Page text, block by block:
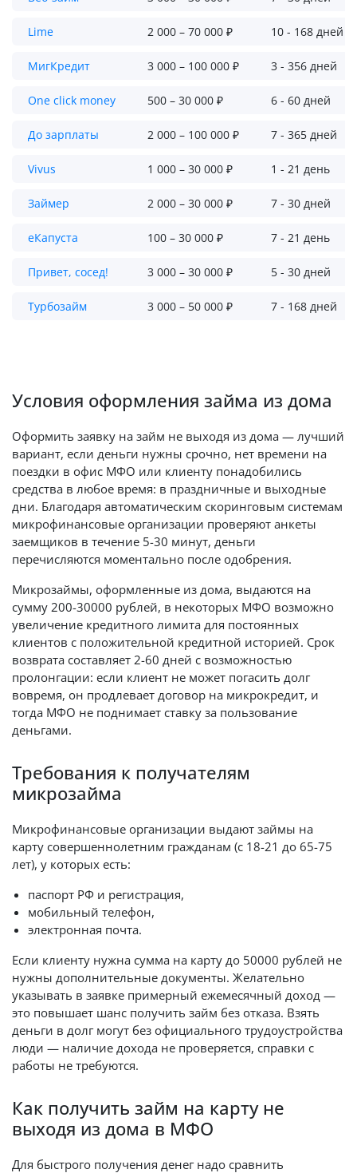
Lime 2 000 – 70 000 ₽ 10 - 168 дней
МигКредит 3 000 – 100 000 ₽ 3 - 356 дней
One click money 500 – 30 000 ₽ 6 - 60 дней
До зарплаты 2 000 – 100 000 ₽ 7 - 365 дней
Vivus 1 000 – 30 000 ₽ 1 - 21 день
Займер 2 000 – 30 000 ₽ 7 - 30 дней
еКапуста 100 – 30 000 ₽ 7 - 21 день
Привет, сосед! 3 000 – 30 000 ₽ 5 - 30 дней
Турбозайм 3 000 – 50 000 ₽ 7 - 168 дней
Условия оформления займа из дома
Оформить заявку на займ не выходя из дома — лучший
вариант, если деньги нужны срочно, нет времени на
поездки в офис МФО или клиенту понадобились
средства в любое время: в праздничные и выходные
дни. Благодаря автоматическим скоринговым системам
микрофинансовые организации проверяют анкеты
заемщиков в течение 5-30 минут, деньги
перечисляются моментально после одобрения.
Микрозаймы, оформленные из дома, выдаются на
сумму 200-30000 рублей, в некоторых МФО возможно
увеличение кредитного лимита для постоянных
клиентов с положительной кредитной историей. Срок
возврата составляет 2-60 дней с возможностью
пролонгации: если клиент не может погасить долг
вовремя, он продлевает договор на микрокредит, и
тогда МФО не поднимает ставку за пользование
деньгами.
Требования к получателям
микрозайма
Микрофинансовые организации выдают займы на
карту совершеннолетним гражданам (с 18-21 до 65-75
лет), у которых есть:
паспорт РФ и регистрация,
мобильный телефон,
электронная почта.
Если клиенту нужна сумма на карту до 50000 рублей не
нужны дополнительные документы. Желательно
указывать в заявке примерный ежемесячный доход —
это повышает шанс получить займ без отказа. Взять
деньги в долг могут без официального трудоустройства
люди — наличие дохода не проверяется, справки с
работы не требуются.
Как получить займ на карту не
выходя из дома в МФО
Для быстрого получения денег надо сравнить